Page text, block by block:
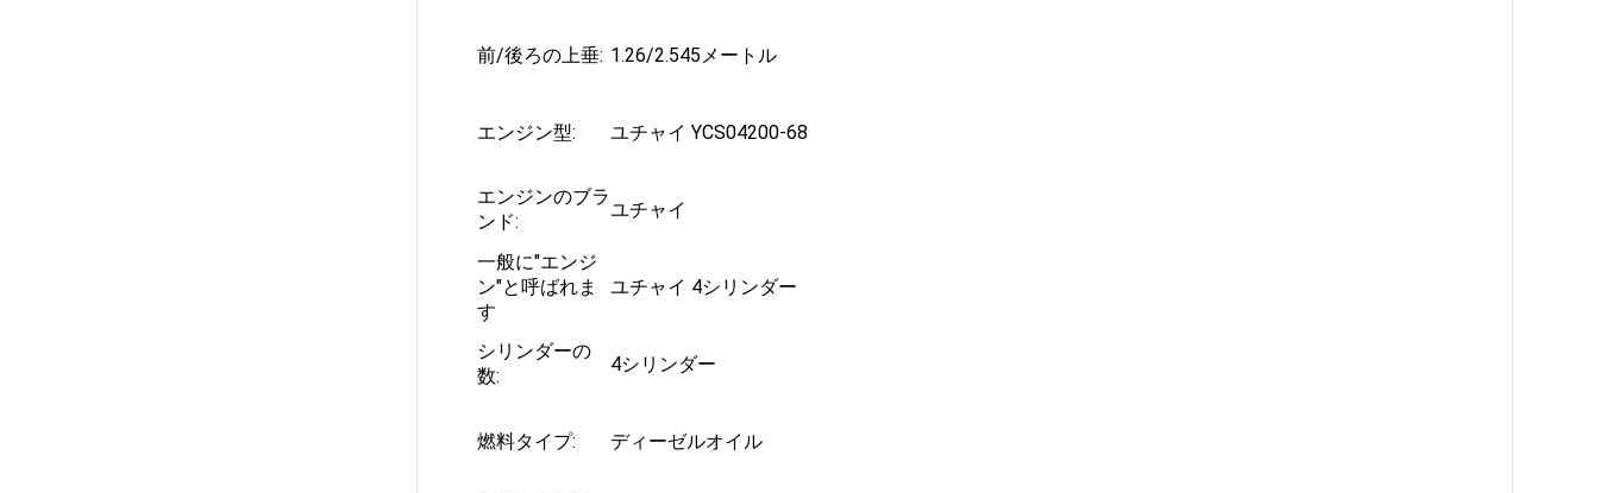
前/後ろの上垂: 1.26/2.545メートル
エンジン型: ユチャイ YCS04200-68
エンジンのブラ
ンド:
ユチャイ
一般に"エンジ
ン"と呼ばれま
す
ユチャイ 4シリンダー
シリンダーの
数:
4シリンダー
燃料タイプ: ディーゼルオイル